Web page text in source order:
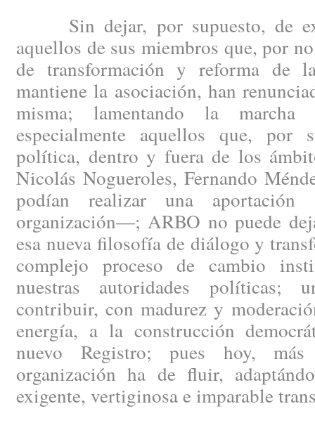
Sin dejar, por supuesto, de
aquellos de sus miembros que, por
de transformación y reforma de
mantiene la asociación, han
misma; lamentando la
especialmente aquellos que, por
política, dentro y fuera de los
Nicolás Nogueroles, Fernando
podían realizar una aportación
organización—; ARBO no puede
esa nueva filosofía de diálogo y
complejo proceso de cambio
nuestras autoridades políticas;
contribuir, con madurez y
energía, a la construcción
nuevo Registro; pues hoy,
organización ha de fluir,
exigente, vertiginosa e imparable